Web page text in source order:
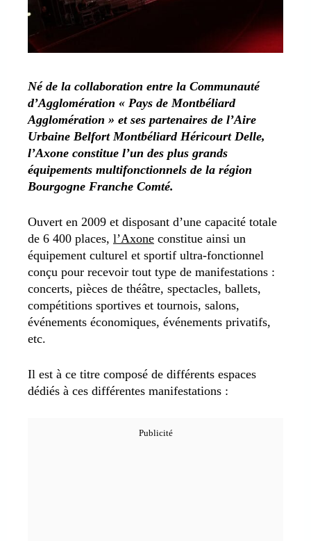
Né de la collaboration entre la Communauté
d’Agglomération « Pays de Montbéliard
Agglomération » et ses partenaires de l’Aire
Urbaine Belfort Montbéliard Héricourt Delle,
l’Axone constitue l’un des plus grands
équipements multifonctionnels de la région
Bourgogne Franche Comté.
Ouvert en 2009 et disposant d’une capacité totale
de 6 400 places, l’Axone constitue ainsi un
équipement culturel et sportif ultra-fonctionnel
conçu pour recevoir tout type de manifestations :
concerts, pièces de théâtre, spectacles, ballets,
compétitions sportives et tournois, salons,
événements économiques, événements privatifs,
etc.
Il est à ce titre composé de différents espaces
dédiés à ces différentes manifestations :